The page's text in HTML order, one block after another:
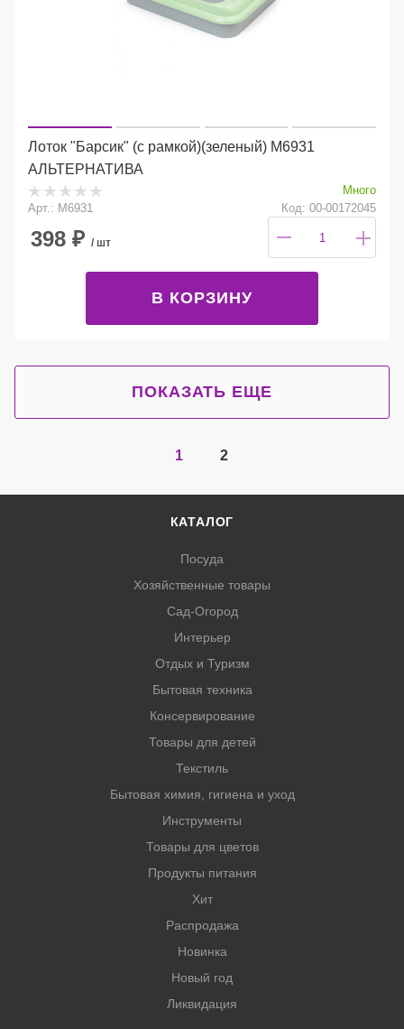
Лоток "Барсик" (с рамкой)(зеленый) М6931
АЛЬТЕРНАТИВА
Много
Арт.: М6931
Код: 00-00172045
398 ₽ / шт
В КОРЗИНУ
ПОКАЗАТЬ ЕЩЕ
1 2
КАТАЛОГ
Посуда
Хозяйственные товары
Сад-Огород
Интерьер
Отдых и Туризм
Бытовая техника
Консервирование
Товары для детей
Текстиль
Бытовая химия, гигиена и уход
Инструменты
Товары для цветов
Продукты питания
Хит
Распродажа
Новинка
Новый год
Ликвидация